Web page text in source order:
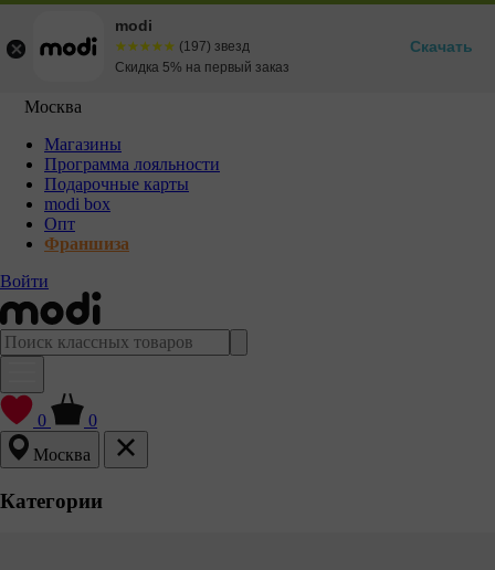
Москва
Магазины
Программа лояльности
Подарочные карты
modi box
Опт
Франшиза
Войти
0
0
Москва
Категории
modi
☆☆☆☆☆
★★★★★ (197) звезд
Скидка 5% на первый заказ
Скачать